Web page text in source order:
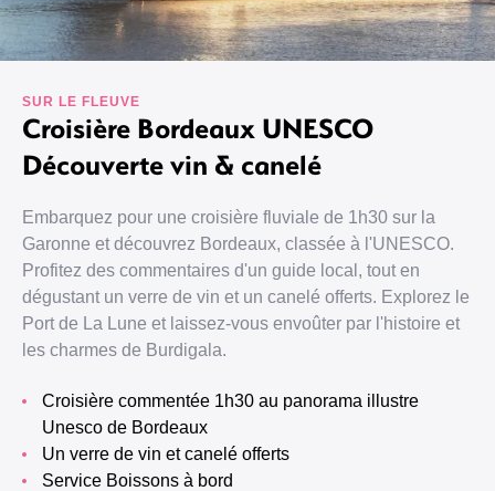
SUR LE FLEUVE
Croisière Bordeaux UNESCO
Découverte vin & canelé
Embarquez pour une croisière fluviale de 1h30 sur la
Garonne et découvrez Bordeaux, classée à l'UNESCO.
Profitez des commentaires d'un guide local, tout en
dégustant un verre de vin et un canelé offerts. Explorez le
Port de La Lune et laissez-vous envoûter par l'histoire et
les charmes de Burdigala.
Croisière commentée 1h30 au panorama illustre
Unesco de Bordeaux
Un verre de vin et canelé offerts
Service Boissons à bord